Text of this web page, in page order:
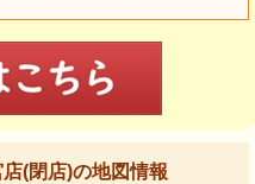
(閉店)の地図情報